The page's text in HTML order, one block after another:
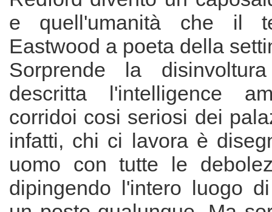
e quell'umanità che il
Eastwood a poeta della
Sorprende la
descritta l'intelligence
corridoi cosi seriosi dei
infatti, chi ci lavora è
uomo con tutte le
dipingendo l'intero luogo